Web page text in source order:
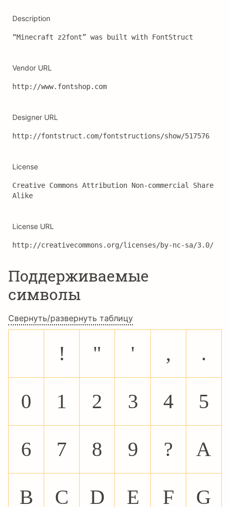
Description
Vendor URL
http://www.fontshop.com
Designer URL
http://fontstruct.com/fontstructions/show/517576
License
Creative Commons Attribution Non-commercial Share
Alike
License URL
http://creativecommons.org/licenses/by-nc-sa/3.0/
Поддерживаемые
символы
Свернуть/развернуть таблицу
! " ' , .
0 1 2 3 4 5
6 7 8 9 ? A
B C D E F G